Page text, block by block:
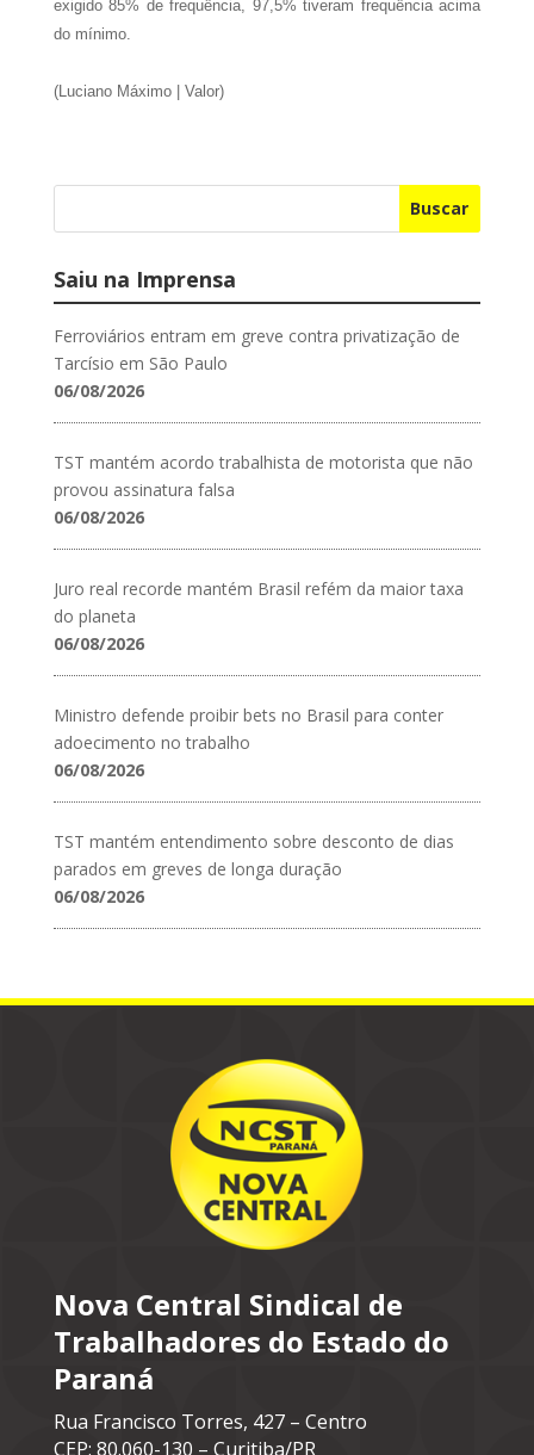
exigido 85% de frequência, 97,5% tiveram frequência acima
do mínimo.
(Luciano Máximo | Valor)
Buscar
Saiu na Imprensa
Ferroviários entram em greve contra privatização de
Tarcísio em São Paulo
06/08/2026
TST mantém acordo trabalhista de motorista que não
provou assinatura falsa
06/08/2026
Juro real recorde mantém Brasil refém da maior taxa
do planeta
06/08/2026
Ministro defende proibir bets no Brasil para conter
adoecimento no trabalho
06/08/2026
TST mantém entendimento sobre desconto de dias
parados em greves de longa duração
06/08/2026
Nova Central Sindical de
Trabalhadores do Estado do
Paraná
Rua Francisco Torres, 427 – Centro
CEP: 80.060-130 – Curitiba/PR